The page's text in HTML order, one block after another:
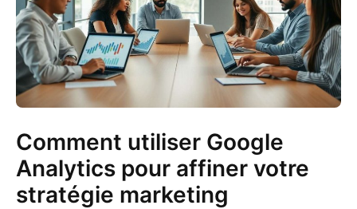
Comment utiliser Google
Analytics pour affiner votre
stratégie marketing